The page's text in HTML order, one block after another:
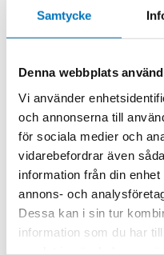
Samtycke
Denna webbplats
Vi använder
och annonserna till
för sociala medier och
vidarebefordrar även
information från din
annons- och
Dessa kan i sin tur
information som du har
Flowmeters | DM
Series
suitable for measuring
fuels, coolants and
lubricants in the
automotive and aviation
industries